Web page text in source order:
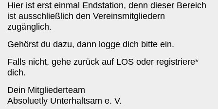
Hier ist erst einmal Endstation, denn dieser Bereich
ist ausschließlich den Vereinsmitgliedern
zugänglich.
Gehörst du dazu, dann logge dich bitte ein.
Falls nicht, gehe zurück auf LOS oder registriere*
dich.
Dein Mitgliederteam
Absoluetly Unterhaltsam e. V.